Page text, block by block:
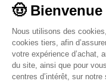
Produits
Nos marques